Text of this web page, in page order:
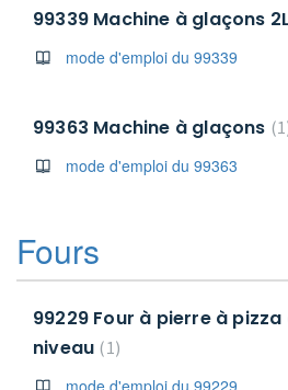
99339 Machine à glaçons 2L
mode d'emploi du 99339
99363 Machine à glaçons 1
mode d'emploi du 99363
Fours
99229 Four à pierre à
niveau 1